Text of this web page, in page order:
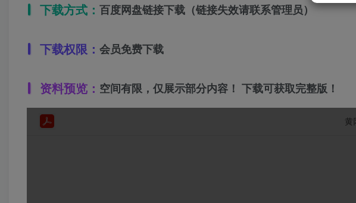
下载方式： 百度网盘链接下载（链接失效请联系管理员）
下载权限： 会员免费下载
资料预览： 空间有限，仅展示部分内容！ 下载可获取完整版！